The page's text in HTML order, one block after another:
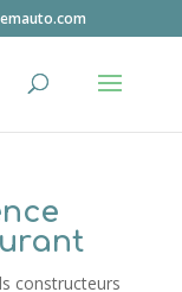
constructeurs